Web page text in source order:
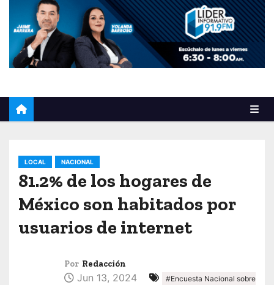
LOCAL NACIONAL
81.2% de los hogares de
México son habitados por
usuarios de internet
Por Redacción
Jun 13, 2024
#Encuesta Nacional sobre